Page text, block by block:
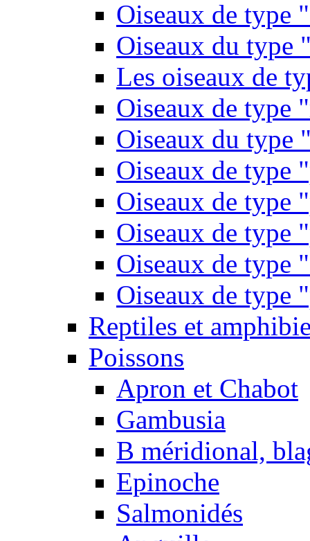
Oiseaux de type
Oiseaux du type
Les oiseaux de
Oiseaux de type
Oiseaux du type
Oiseaux de type
Oiseaux de type
Oiseaux de type
Oiseaux de type
Oiseaux de type
Reptiles et
Poissons
Apron et Chabot
Gambusia
B méridional,
Epinoche
Salmonidés